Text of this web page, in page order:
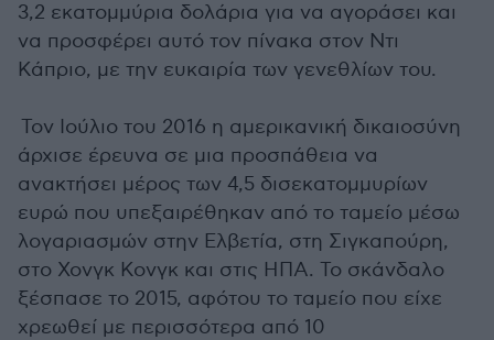
3,2 εκατομμύρια δολάρια για να αγοράσει και
να προσφέρει αυτό τον πίνακα στον Ντι
Κάπριο, με την ευκαιρία των γενεθλίων του.
Τον Ιούλιο του 2016 η αμερικανική δικαιοσύνη
άρχισε έρευνα σε μια προσπάθεια να
ανακτήσει μέρος των 4,5 δισεκατομμυρίων
ευρώ που υπεξαιρέθηκαν από το ταμείο μέσω
λογαριασμών στην Ελβετία, στη Σιγκαπούρη,
στο Χονγκ Κονγκ και στις ΗΠΑ. Το σκάνδαλο
ξέσπασε το 2015, αφότου το ταμείο που είχε
χρεωθεί με περισσότερα από 10